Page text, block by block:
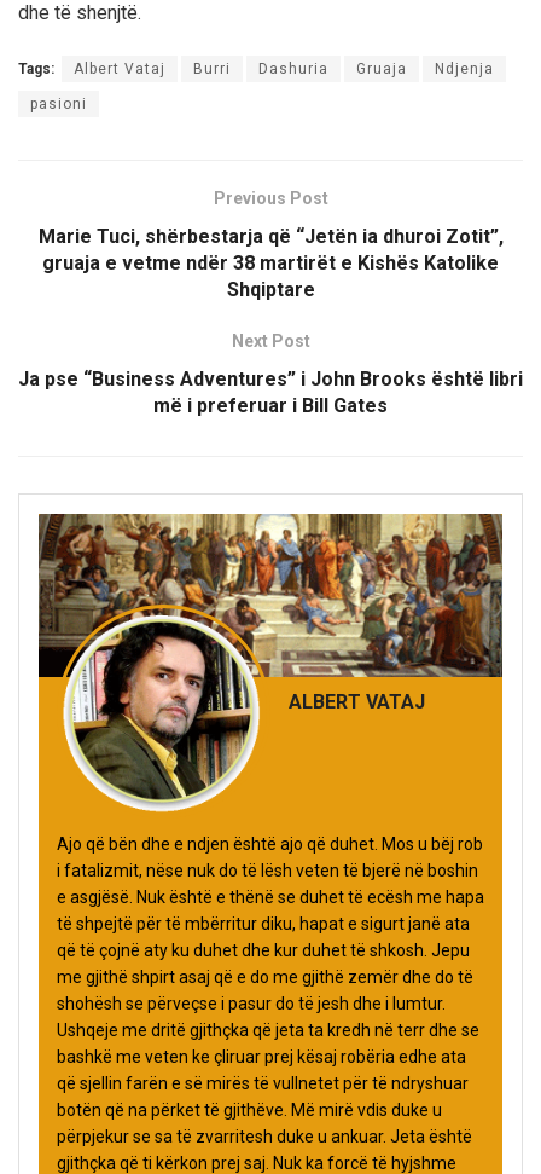
dhe të shenjtë.
Tags: Albert Vataj Burri Dashuria Gruaja Ndjenja
pasioni
Previous Post
Marie Tuci, shërbestarja që “Jetën ia dhuroi Zotit”,
gruaja e vetme ndër 38 martirët e Kishës Katolike
Shqiptare
Next Post
Ja pse “Business Adventures” i John Brooks është libri
më i preferuar i Bill Gates
ALBERT VATAJ
Ajo që bën dhe e ndjen është ajo që duhet. Mos u bëj rob
i fatalizmit, nëse nuk do të lësh veten të bjerë në boshin
e asgjësë. Nuk është e thënë se duhet të ecësh me hapa
të shpejtë për të mbërritur diku, hapat e sigurt janë ata
që të çojnë aty ku duhet dhe kur duhet të shkosh. Jepu
me gjithë shpirt asaj që e do me gjithë zemër dhe do të
shohësh se përveçse i pasur do të jesh dhe i lumtur.
Ushqeje me dritë gjithçka që jeta ta kredh në terr dhe se
bashkë me veten ke çliruar prej kësaj robëria edhe ata
që sjellin farën e së mirës të vullnetet për të ndryshuar
botën që na përket të gjithëve. Më mirë vdis duke u
përpjekur se sa të zvarritesh duke u ankuar. Jeta është
gjithçka që ti kërkon prej saj. Nuk ka forcë të hyjshme